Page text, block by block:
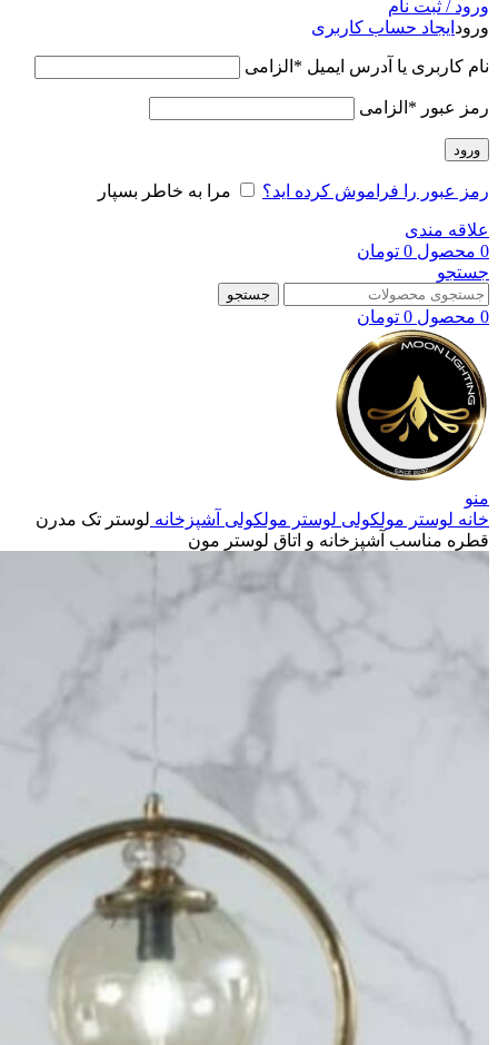
ورود / ثبت نام
ورود ایجاد حساب کاربری
نام کاربری یا آدرس ایمیل * الزامی
رمز عبور * الزامی
ورود
رمز عبور را فراموش کرده اید؟ مرا به خاطر بسپار
علاقه مندی
0 محصول 0 تومان
جستجو
جستجو
0 محصول 0 تومان
منو
خانه لوستر مولکولی لوستر مولکولی آشپزخانه لوستر تک مدرن
قطره مناسب آشپزخانه و اتاق لوستر مون